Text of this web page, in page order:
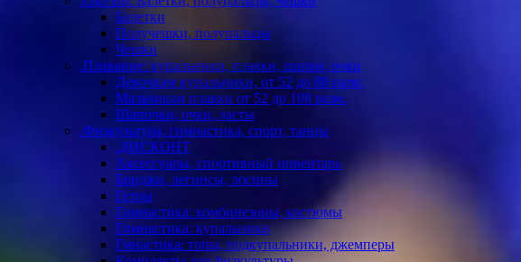
Балетки
Получешки, полупальцы
Чешки
.Плавание: купальники, плавки, шапки, очки
Девочкам купальники, от 52 до 88 разм.
Мальчикам плавки от 52 до 108 разм.
Шапочки, очки, ласты
.Физкультура, гимнастика, спорт, танцы
.ДИСКОНТ
Аксессуары, спортивный инвентарь
Бриджи, легинсы, лосины
Гетры
Гимнастика: комбинезоны, костюмы
Гимнастика: купальники
Гмнастика: топы, подкупальники, джемперы